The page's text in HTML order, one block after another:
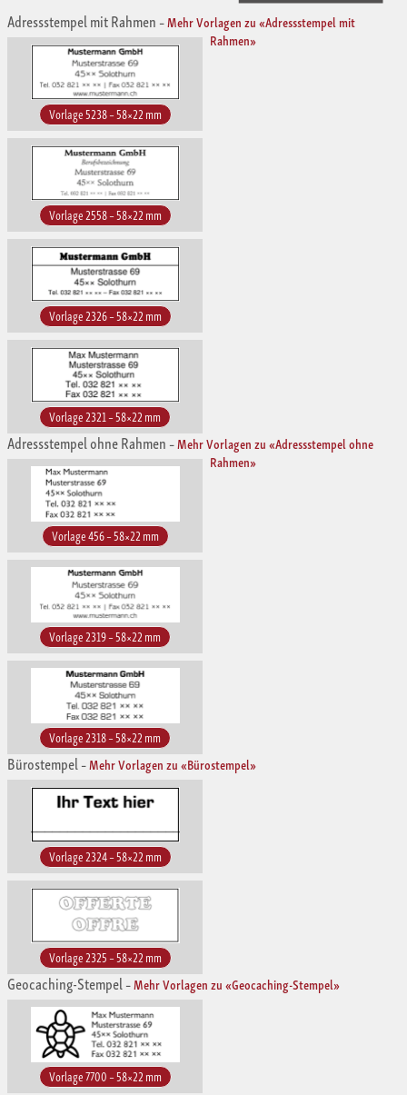
Adressstempel mit Rahmen –Mehr Vorlagen zu «Adressstempel mit
Rahmen»
Vorlage 5238 – 58×22 mm
Vorlage 2558 – 58×22 mm
Vorlage 2326 – 58×22 mm
Vorlage 2321 – 58×22 mm
Adressstempel ohne Rahmen–Mehr Vorlagen zu «Adressstempel ohne
Rahmen»
Vorlage 456 – 58×22 mm
Vorlage 2319 – 58×22 mm
Vorlage 2318 – 58×22 mm
Bürostempel–Mehr Vorlagen zu «Bürostempel»
Vorlage 2324 – 58×22 mm
Vorlage 2325 – 58×22 mm
Geocaching-Stempel–Mehr Vorlagen zu «Geocaching-Stempel»
Vorlage 7700 – 58×22 mm